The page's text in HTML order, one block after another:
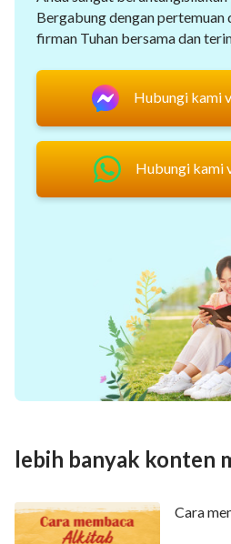
Bergabung dengan pertemuan
firman Tuhan bersama dan
Hubungi kami
Hubungi kami
lebih banyak konten
Cara